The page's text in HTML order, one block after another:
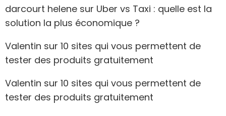
darcourt helene sur Uber vs Taxi : quelle est la
solution la plus économique ?
Valentin sur 10 sites qui vous permettent de
tester des produits gratuitement
Valentin sur 10 sites qui vous permettent de
tester des produits gratuitement